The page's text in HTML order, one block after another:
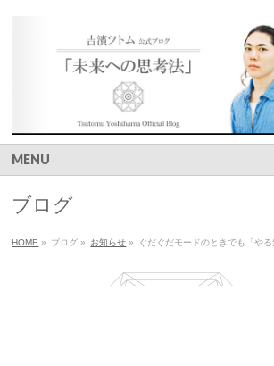
MENU
ブログ
HOME » ブログ » お知らせ » ぐだぐだモードのときでも「や